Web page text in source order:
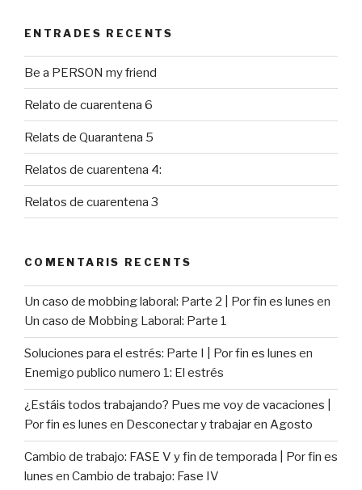
ENTRADES RECENTS
Be a PERSON my friend
Relato de cuarentena 6
Relats de Quarantena 5
Relatos de cuarentena 4:
Relatos de cuarentena 3
COMENTARIS RECENTS
Un caso de mobbing laboral: Parte 2 | Por fin es lunes en
Un caso de Mobbing Laboral: Parte 1
Soluciones para el estrés: Parte I | Por fin es lunes en
Enemigo publico numero 1: El estrés
¿Estáis todos trabajando? Pues me voy de vacaciones |
Por fin es lunes en Desconectar y trabajar en Agosto
Cambio de trabajo: FASE V y fin de temporada | Por fin es
lunes en Cambio de trabajo: Fase IV